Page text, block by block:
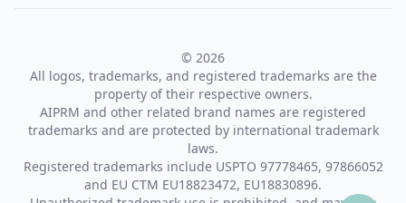
© 2026
All logos, trademarks, and registered trademarks are the
property of their respective owners.
AIPRM and other related brand names are registered
trademarks and are protected by international trademark
laws.
Registered trademarks include USPTO 97778465, 97866052
and EU CTM EU18823472, EU18830896.